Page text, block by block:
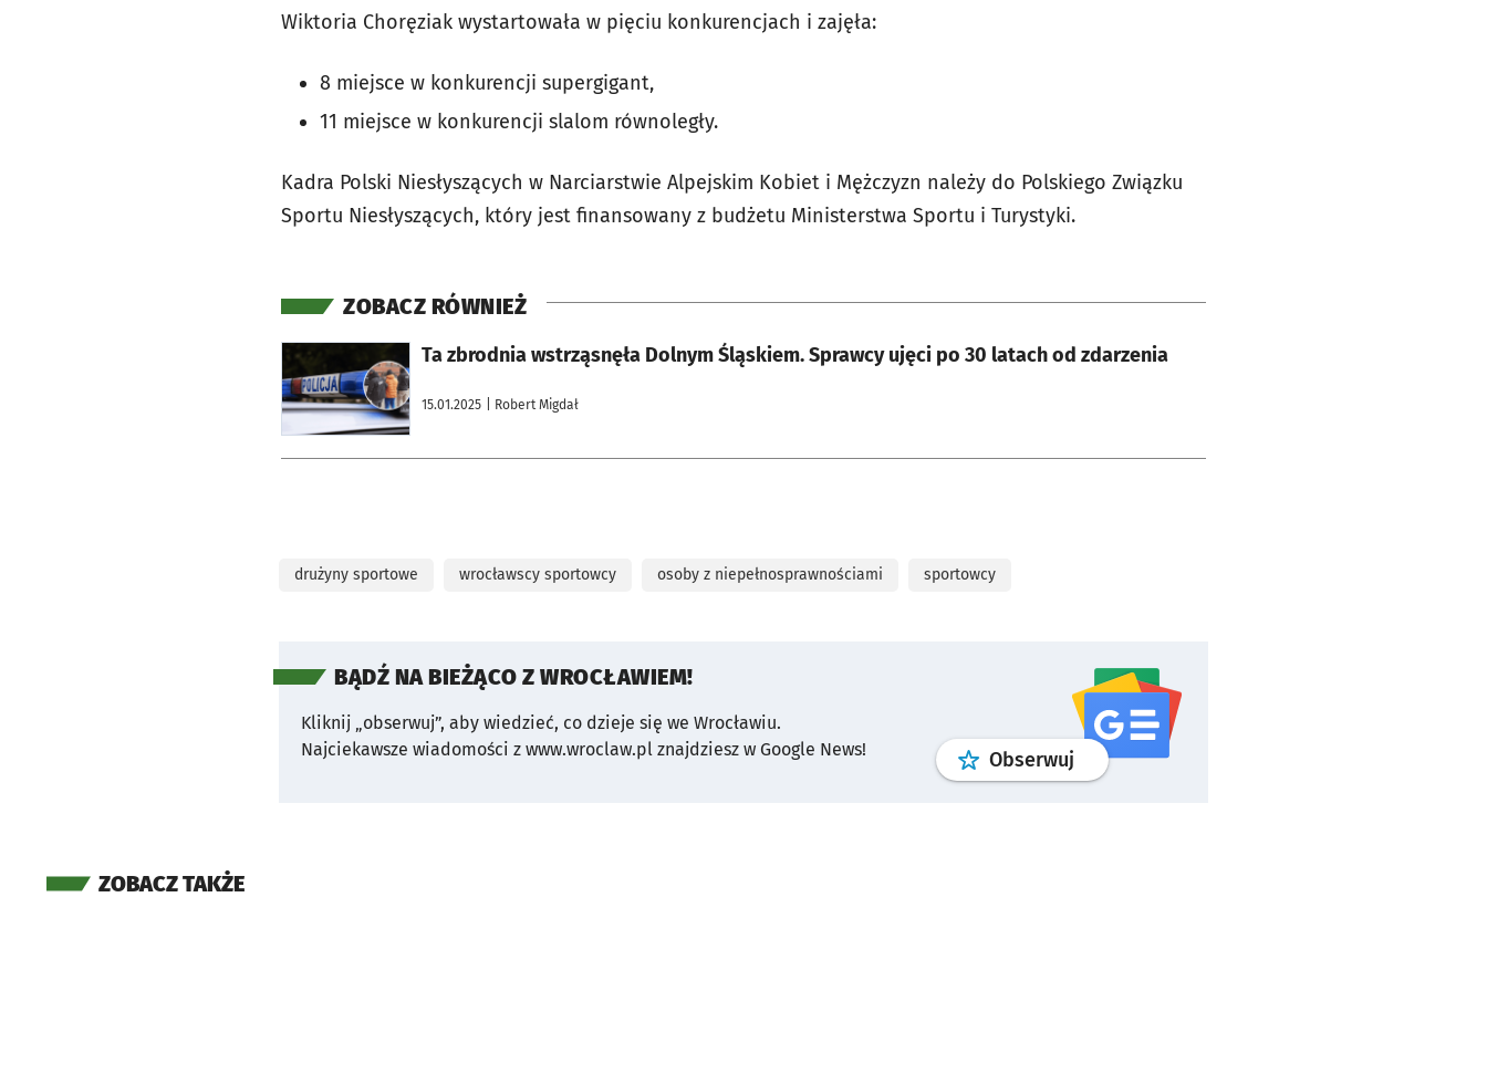
Wiktoria Choręziak wystartowała w pięciu konkurencjach i zajęła:
8 miejsce w konkurencji supergigant,
11 miejsce w konkurencji slalom równoległy.
Kadra Polski Niesłyszących w Narciarstwie Alpejskim Kobiet i Mężczyzn należy do Polskiego Związku
Sportu Niesłyszących, który jest finansowany z budżetu Ministerstwa Sportu i Turystyki.
ZOBACZ RÓWNIEŻ
Ta zbrodnia wstrząsnęła Dolnym Śląskiem. Sprawcy ujęci po 30 latach od zdarzenia
15.01.2025 | Robert Migdał
otworzy się w nowej karcie
drużyny sportowe wrocławscy sportowcy osoby z niepełnosprawnościami sportowcy
BĄDŹ NA BIEŻĄCO Z WROCŁAWIEM!
Kliknij „obserwuj”, aby wiedzieć, co dzieje się we Wrocławiu.
Najciekawsze wiadomości z www.wroclaw.pl znajdziesz w Google News!
Obserwuj profilgoogle news
ZOBACZ TAKŻE